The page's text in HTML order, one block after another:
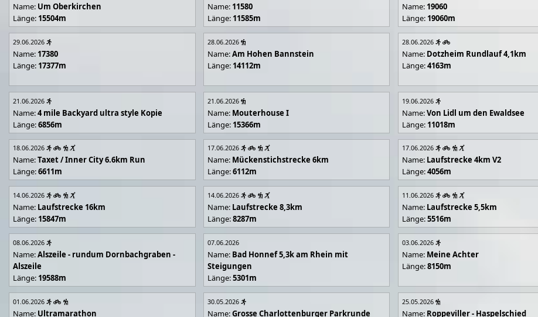
Name: Um Oberkirchen
Länge: 15504m
Name: 11580
Länge: 11585m
Name: 19060
Länge: 19060m
29.06.2026
Name: 17380
Länge: 17377m
28.06.2026
Name:Am Hohen Bannstein
Länge: 14112m
28.06.2026
Name: Dotzheim Rundlauf 4,1km
Länge:4163m
21.06.2026
Name:4 mile Backyard ultra style Kopie
Länge:6856m
21.06.2026
Name: Mouterhouse I
Länge: 15366m
19.06.2026
Name:Von Lidl um den Ewaldsee
Länge: 11018m
18.06.2026
Name:Taxet / Inner City 6.6km Run
Länge:6611m
17.06.2026
Name: Mückenstichstrecke 6km
Länge:6112m
17.06.2026
Name: Laufstrecke 4km V2
Länge:4056m
14.06.2026
Name: Laufstrecke 16km
Länge: 15847m
14.06.2026
Name: Laufstrecke 8,3km
Länge:8287m
11.06.2026
Name: Laufstrecke 5,5km
Länge:5516m
08.06.2026
Name:Alszeile - rundum Dornbachgraben -
Alszeile
Länge: 19588m
07.06.2026
Name: Bad Honnef 5,3k am Rhein mit
Steigungen
Länge:5301m
03.06.2026
Name: Meine Achter
Länge:8150m
01.06.2026
Name: Ultramarathon
30.05.2026
Name:Grosse Charlottenburger Parkrunde
25.05.2026
Name: Roppeviller - Haspelschied